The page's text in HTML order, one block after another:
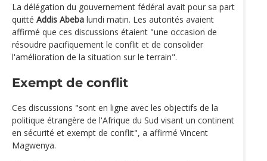
La délégation du gouvernement fédéral avait pour sa part
quitté Addis Abeba lundi matin. Les autorités avaient
affirmé que ces discussions étaient "une occasion de
résoudre pacifiquement le conflit et de consolider
l'amélioration de la situation sur le terrain".
Exempt de conflit
Ces discussions "sont en ligne avec les objectifs de la
politique étrangère de l'Afrique du Sud visant un continent
en sécurité et exempt de conflit", a affirmé Vincent
Magwenya.